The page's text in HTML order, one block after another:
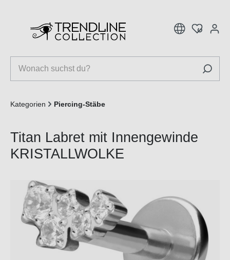
Kategorien Piercing-Stäbe
Titan Labret mit Innengewinde
KRISTALLWOLKE